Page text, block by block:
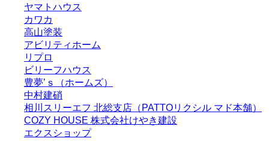
ヤマトハウス
カワカ
高山塗装
アビリティホーム
リプロ
ビリーフハウス
豊夢’ｓ（ホームズ）
中村建硝
相川スリーエフ 北総支店（PATTOリクシル マド本舗）
COZY HOUSE 株式会社けやき建設
エクスショップ